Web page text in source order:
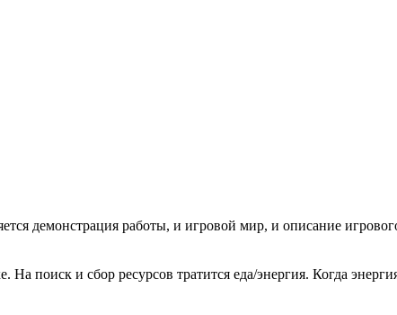
демонстрация работы, и игровой мир, и описание
поиск и сбор ресурсов тратится еда/энергия. Когда